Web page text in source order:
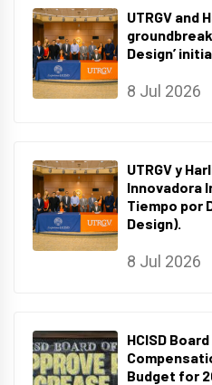
UTRGV and
Design’
8 Jul 2026
UTRGV y
Innovadora
Tiempo por
Design).
8 Jul 2026
HCISD
Budget for